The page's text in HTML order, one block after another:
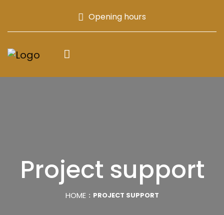
Opening hours
Project support
HOME PROJECT SUPPORT